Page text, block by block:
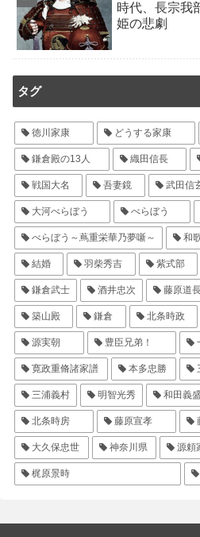
時代、長宗我
姫の悲劇
タグ
徳川家康 どうする家康
鎌倉殿の13人 織田信長
戦国大名 吾妻鏡 武田信
大河べらぼう べらぼう
べらぼう～蔦重栄華乃夢噺～ 和
結婚 羽柴秀吉 紫式部
鎌倉武士 酒井忠次 藤原道
築山殿 鎌倉 北条時政
源実朝 豊臣兄弟！
寛政重脩諸家譜 本多忠勝
三浦義村 明智光秀 和田義盛
北条時房 藤原宣孝
大久保忠世 神奈川県 源頼
梶原景時